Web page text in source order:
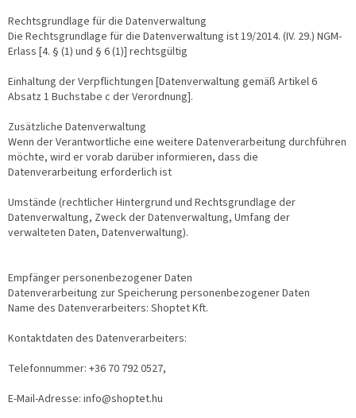
Rechtsgrundlage für die Datenverwaltung
Die Rechtsgrundlage für die Datenverwaltung ist 19/2014. (IV. 29.) NGM-
Erlass [4. § (1) und § 6 (1)] rechtsgültig
Einhaltung der Verpflichtungen [Datenverwaltung gemäß Artikel 6
Absatz 1 Buchstabe c der Verordnung].
Zusätzliche Datenverwaltung
Wenn der Verantwortliche eine weitere Datenverarbeitung durchführen
möchte, wird er vorab darüber informieren, dass die
Datenverarbeitung erforderlich ist
Umstände (rechtlicher Hintergrund und Rechtsgrundlage der
Datenverwaltung, Zweck der Datenverwaltung, Umfang der
verwalteten Daten, Datenverwaltung).
Empfänger personenbezogener Daten
Datenverarbeitung zur Speicherung personenbezogener Daten
Name des Datenverarbeiters: Shoptet Kft.
Kontaktdaten des Datenverarbeiters:
Telefonnummer: +36 70 792 0527,
E-Mail-Adresse: info@shoptet.hu